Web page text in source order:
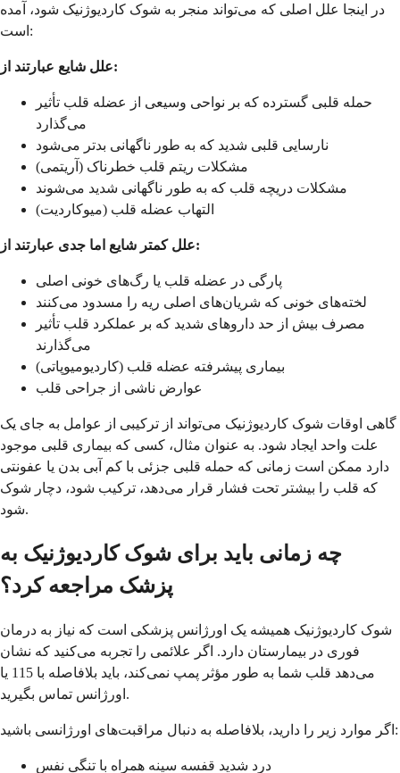
در اینجا علل اصلی که می‌تواند منجر به شوک کاردیوژنیک شود، آمده
است:
علل شایع عبارتند از:
حمله قلبی گسترده که بر نواحی وسیعی از عضله قلب تأثیر
می‌گذارد
نارسایی قلبی شدید که به طور ناگهانی بدتر می‌شود
مشکلات ریتم قلب خطرناک (آریتمی)
مشکلات دریچه قلب که به طور ناگهانی شدید می‌شوند
التهاب عضله قلب (میوکاردیت)
علل کمتر شایع اما جدی عبارتند از:
پارگی در عضله قلب یا رگ‌های خونی اصلی
لخته‌های خونی که شریان‌های اصلی ریه را مسدود می‌کنند
مصرف بیش از حد داروهای شدید که بر عملکرد قلب تأثیر
می‌گذارند
بیماری پیشرفته عضله قلب (کاردیومیوپاتی)
عوارض ناشی از جراحی قلب
گاهی اوقات شوک کاردیوژنیک می‌تواند از ترکیبی از عوامل به جای یک
علت واحد ایجاد شود. به عنوان مثال، کسی که بیماری قلبی موجود
دارد ممکن است زمانی که حمله قلبی جزئی با کم آبی بدن یا عفونتی
که قلب را بیشتر تحت فشار قرار می‌دهد، ترکیب شود، دچار شوک
شود.
چه زمانی باید برای شوک کاردیوژنیک به
پزشک مراجعه کرد؟
شوک کاردیوژنیک همیشه یک اورژانس پزشکی است که نیاز به درمان
فوری در بیمارستان دارد. اگر علائمی را تجربه می‌کنید که نشان
می‌دهد قلب شما به طور مؤثر پمپ نمی‌کند، باید بلافاصله با 115 یا
اورژانس تماس بگیرید.
اگر موارد زیر را دارید، بلافاصله به دنبال مراقبت‌های اورژانسی باشید:
درد شدید قفسه سینه همراه با تنگی نفس